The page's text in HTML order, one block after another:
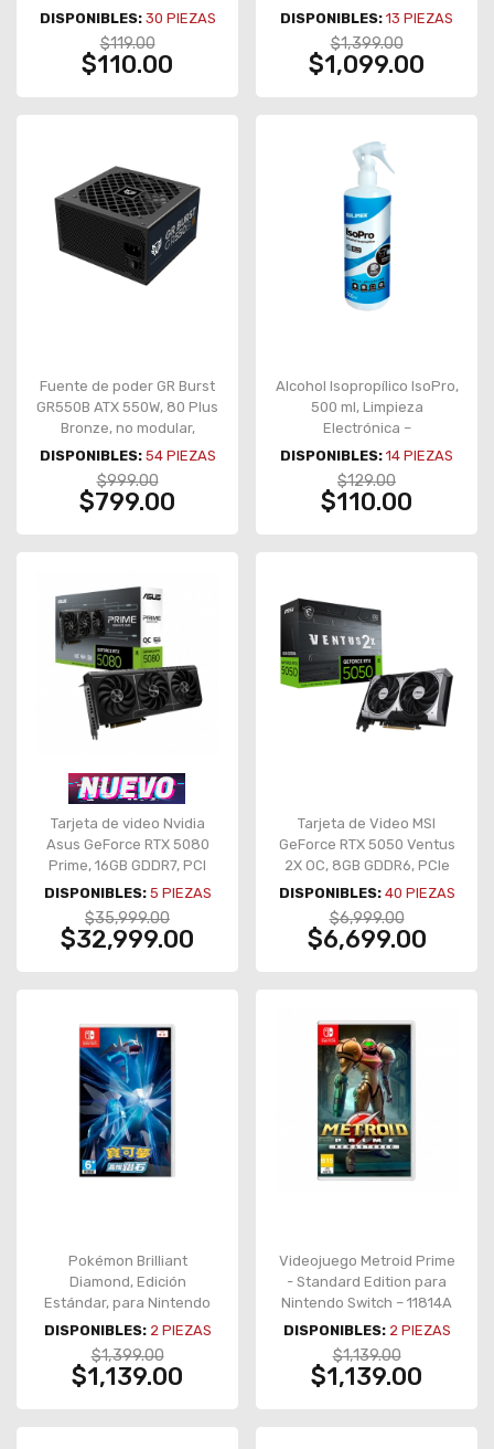
RWH
DISPONIBLES: 30 PIEZAS
$119.00
$110.00
Panel Frontal Tipo Madera
– BR-943949
DISPONIBLES: 13 PIEZAS
$1,399.00
$1,099.00
Fuente de poder GR Burst
GR550B ATX 550W, 80 Plus
Bronze, no modular,
Legend negro – BR-
937696
DISPONIBLES: 54PIEZAS
$999.00
$799.00
Alcohol Isopropílico IsoPro,
500 ml, Limpieza
Electrónica –
7503018454344
DISPONIBLES: 14 PIEZAS
$129.00
$110.00
Tarjeta de video Nvidia
Asus GeForce RTX 5080
Prime, 16GB GDDR7, PCI
Express 5.0 - PRIME-
RTX5080-O16G
DISPONIBLES: 5 PIEZAS
$35,999.00
$32,999.00
Tarjeta de Video MSI
GeForce RTX 5050 Ventus
2X OC, 8GB GDDR6, PCIe
5.0, doble ventilador – RTX
5050 8G VENTUS 2X OC
DISPONIBLES: 40 PIEZAS
$6,999.00
$6,699.00
Pokémon Brilliant
Diamond, Edición
Estándar, para Nintendo
Switch, Versión Asiática
DISPONIBLES: 2 PIEZAS
$1,399.00
$1,139.00
Videojuego Metroid Prime
- Standard Edition para
Nintendo Switch – 11814A
DISPONIBLES: 2 PIEZAS
$1,139.00
$1,139.00